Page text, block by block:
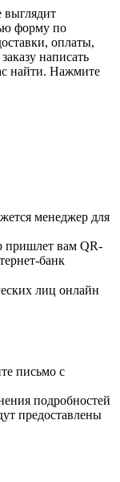
выглядит
форму по
оплаты,
написать
найти. Нажмите
менеджер для
пришлет вам QR-
банк
лиц онлайн
письмо с
подробностей
предоставлены